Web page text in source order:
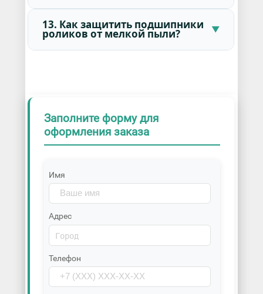
13. Как защитить подшипники
роликов от мелкой пыли?
Заполните форму для
оформления заказа
Имя
Адрес
Телефон